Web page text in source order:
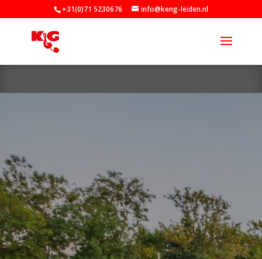
+31(0)71 5230676 info@keng-leiden.nl